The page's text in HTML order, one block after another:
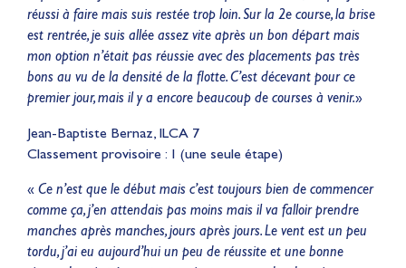
réussi à faire mais suis restée trop loin. Sur la 2e course, la brise
est rentrée, je suis allée assez vite après un bon départ mais
mon option n’était pas réussie avec des placements pas très
bons au vu de la densité de la flotte. C’est décevant pour ce
premier jour, mais il y a encore beaucoup de courses à venir.»
Jean-Baptiste Bernaz, ILCA 7
Classement provisoire : 1 (une seule étape)
« Ce n’est que le début mais c’est toujours bien de commencer
comme ça, j’en attendais pas moins mais il va falloir prendre
manches après manches, jours après jours. Le vent est un peu
tordu, j’ai eu aujourd’hui un peu de réussite et une bonne